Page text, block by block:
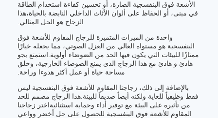
الأشعة فوق البنفسجية الضارة، أو تحسين كفاءة استخدام الطاقة
في مبنى، أو الحفاظ على ألوان الأثاث الداخلي النابضة بالحياة،هذا
الزجاج هو الحل المثالي.
واحدة من الميزات المتميزة للزجاج المقاوم للأشعة فوق
البنفسجية هو مستواه العالي من العزل الصوتي، مما يجعله خيارًا
ممتازًا للبيئات التي يكون فيها الحد من الضوضاء أولوية.استمتع بجو
هادئ و هادئ مع هذا الزجاج الذي يمنع الضوضاء الخارجية، وخلق
مساحة حياة أو عمل أكثر هدوءا وراحة.
بالإضافة إلى ذلك، زجاجنا المقاوم للأشعة فوق البنفسجية ليس
فقط وظيفياً للغاية ولكنه أيضاً صديقاً للبيئة.هذا الزجاج مصمم للحد
من تأثيره على البيئة مع توفير أداء وحماية استثنائيةاختر زجاجنا
المقاوم للأشعة فوق البنفسجية للحصول على حل أخضر وواعي